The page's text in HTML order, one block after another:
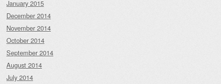
January 2015
December 2014
November 2014
October 2014
September 2014
August 2014
July 2014